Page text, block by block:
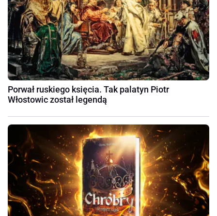
Porwał ruskiego księcia. Tak palatyn Piotr
Włostowic został legendą